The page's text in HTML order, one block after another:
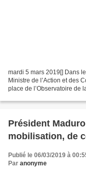
mardi 5 mars 2019[] Dans
Ministre de l’Action et des
place de l’Observatoire de
Président
mobilisation, de
Publié le 06/03/2019 à
Par anonyme